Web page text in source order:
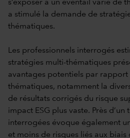
s’exposer à un éventail varié de
a stimulé la demande de
thématiques.
Les professionnels interrogés
stratégies multi-thématiques
avantages potentiels par rapport
thématiques, notamment la
de résultats corrigés du risque
impact ESG plus vaste. Près d’un
interrogées évoque également
et moins de risques liés aux biais